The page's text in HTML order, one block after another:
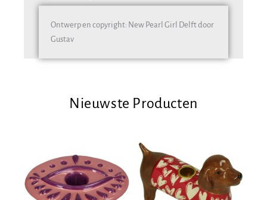
Ontwerp en copyright: New Pearl Girl Delft door
Gustav
Nieuwste Producten